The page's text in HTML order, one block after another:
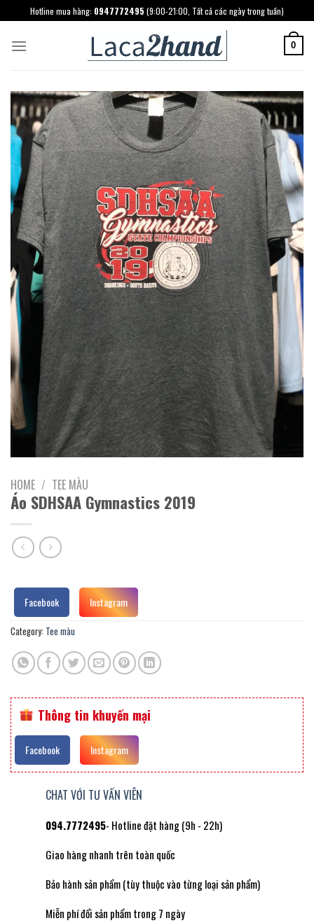
to
content
Hotline mua hàng: 0947772495 (9:00-21:00, Tất cả các ngày trong tuần)
0
HOME / TEE MÀU
Áo SDHSAA Gymnastics 2019
Facebook Instagram
Category: Tee màu
Thông tin khuyến mại
Facebook Instagram
CHAT VỚI TƯ VẤN VIÊN
094.7772495- Hotline đặt hàng (9h - 22h)
Giao hàng nhanh trên toàn quốc
Bảo hành sản phẩm (tùy thuộc vào từng loại sản phẩm)
Miễn phí đổi sản phẩm trong 7 ngày